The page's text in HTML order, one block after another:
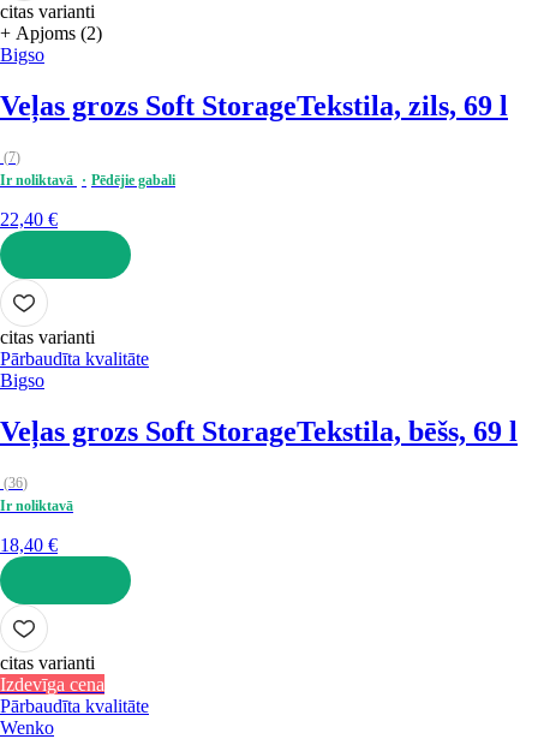
citas varianti
+ Apjoms (2)
Bigso
Veļas grozs Soft StorageTekstila, zils, 69 l
(7)
Ir noliktavā
Pēdējie gabali
22,40 €
LIKT GROZĀ
citas varianti
Pārbaudīta kvalitāte
Bigso
Veļas grozs Soft StorageTekstila, bēšs, 69 l
(36)
Ir noliktavā
18,40 €
LIKT GROZĀ
citas varianti
Izdevīga cena
Pārbaudīta kvalitāte
Wenko